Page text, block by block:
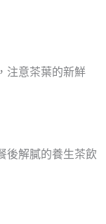
注意茶葉的新鮮
後解膩的養生茶飲